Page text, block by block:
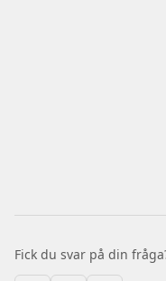
Fick du svar på din